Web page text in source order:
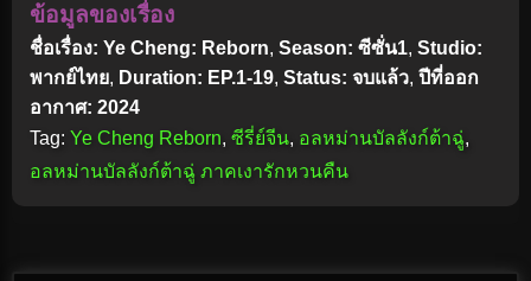
ข้อมูลของเรื่อง
ชื่อเรื่อง: Ye Cheng: Reborn, Season: ซีซั่น1, Studio:
พากย์ไทย, Duration: EP.1-19, Status: จบแล้ว, ปีที่ออก
อากาศ: 2024
Tag: Ye Cheng Reborn, ซีรี่ย์จีน, อลหม่านบัลลังก์ต้าฉู่,
อลหม่านบัลลังก์ต้าฉู่ ภาคเงารักหวนคืน